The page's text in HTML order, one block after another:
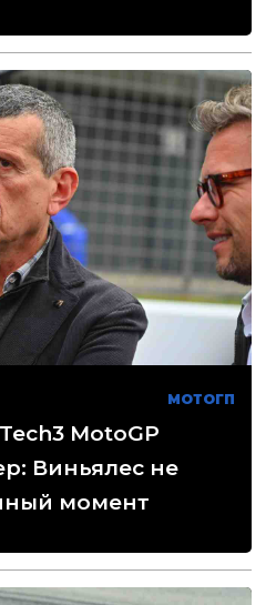
МОТОГП
MotoGP
Виньялес не
момент